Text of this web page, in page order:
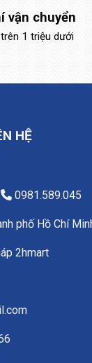
vận chuyển
1 triệu dưới
HỆ
0981.589.045
phố Hồ Chí
2hmart